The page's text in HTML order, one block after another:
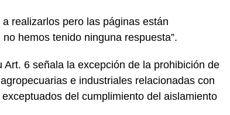
realizarlos pero las páginas están
hemos tenido ninguna respuesta”.
6 señala la excepción de la prohibición de
e industriales relacionadas con
del cumplimiento del aislamiento